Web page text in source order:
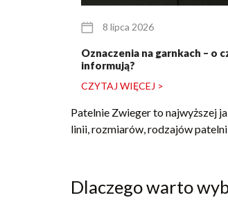
8 lipca 2026
Oznaczenia na garnkach – o
informują?
CZYTAJ WIĘCEJ >
Patelnie Zwieger to najwyższej
linii, rozmiarów, rodzajów
Dlaczego warto